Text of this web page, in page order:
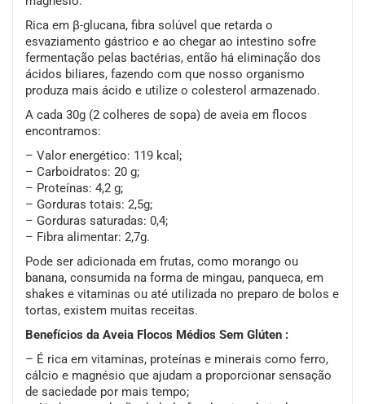
Rica em β-glucana, fibra solúvel que retarda o
esvaziamento gástrico e ao chegar ao intestino sofre
fermentação pelas bactérias, então há eliminação dos
ácidos biliares, fazendo com que nosso organismo
produza mais ácido e utilize o colesterol armazenado.
A cada 30g (2 colheres de sopa) de aveia em flocos
encontramos:
– Valor energético: 119 kcal;
– Carboidratos: 20 g;
– Proteínas: 4,2 g;
– Gorduras totais: 2,5g;
– Gorduras saturadas: 0,4;
– Fibra alimentar: 2,7g.
Pode ser adicionada em frutas, como morango ou
banana, consumida na forma de mingau, panqueca, em
shakes e vitaminas ou até utilizada no preparo de bolos e
tortas, existem muitas receitas.
Benefícios da Aveia Flocos Médios Sem Glúten :
– É rica em vitaminas, proteínas e minerais como ferro,
cálcio e magnésio que ajudam a proporcionar sensação
de saciedade por mais tempo;